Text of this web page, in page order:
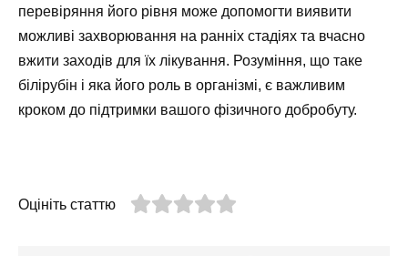
перевіряння його рівня може допомогти виявити
можливі захворювання на ранніх стадіях та вчасно
вжити заходів для їх лікування. Розуміння, що таке
білірубін і яка його роль в організмі, є важливим
кроком до підтримки вашого фізичного добробуту.
Оцініть статтю